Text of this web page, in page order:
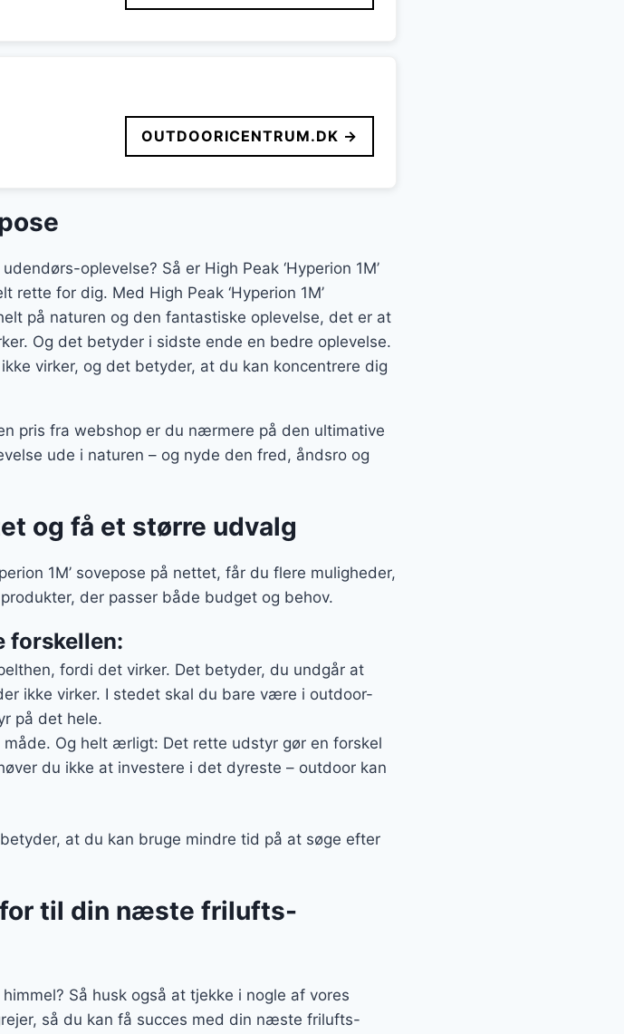
OUTDOORICENTRUM.DK →
oplevelse? Så er High Peak ‘Hyperion 1M’
for dig. Med High Peak ‘Hyperion 1M’
på naturen og den fantastiske oplevelse, det er at
Og det betyder i sidste ende en bedre oplevelse.
virker, og det betyder, at du kan koncentrere dig
pris fra webshop er du nærmere på den ultimative
ude i naturen – og nyde den fred, åndsro og
og få et større udvalg
1M’ sovepose på nettet, får du flere muligheder,
der passer både budget og behov.
forskellen:
fordi det virker. Det betyder, du undgår at
ikke virker. I stedet skal du bare være i outdoor-
på det hele.
Og helt ærligt: Det rette udstyr gør en forskel
du ikke at investere i det dyreste – outdoor kan
at du kan bruge mindre tid på at søge efter
for til din næste frilufts-
Så husk også at tjekke i nogle af vores
så du kan få succes med din næste frilufts-